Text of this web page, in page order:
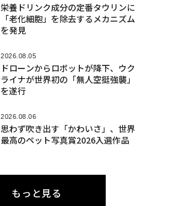
なぜ“眠っていた環境技
月島JFEアクアソリュー
ションの10年
革新は下山で
栄養ドリンク成分の定番タウリンに
「老化細胞」を除去するメカニズム
を発見
2026.08.05
ドローンからロボットが降下、ウク
ライナが世界初の「無人空挺強襲」
を遂行
2026.08.06
思わず吹き出す「かわいさ」、世界
最高のペット写真賞2026入選作品
もっと見る